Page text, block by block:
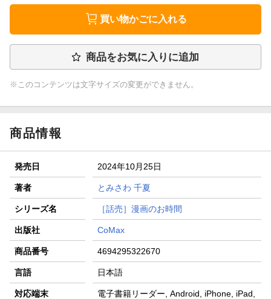
買い物かごに入れる
商品をお気に入りに追加
※このコンテンツは文字サイズの変更ができません。
商品情報
発売日 2024年10月25日
著者 とみさわ 千夏
シリーズ名 ［話売］漫画のお時間
出版社 CoMax
商品番号 4694295322670
言語 日本語
対応端末
電子書籍リーダー, Android, iPhone, iPad,